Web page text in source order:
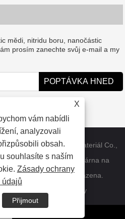
mědi, nitridu boru, nanočástic
prosím zanechte svůj e-mail a my
nanotechnologický materiál Co.,
nitrid boru Whisker, továrna na
- všechna práva vyhrazena.
Privacy Policy
X
vám nabídli
analyzovali
obsah.
souhlasíte s naším
Zásady ochrany
údajů
Přijmout